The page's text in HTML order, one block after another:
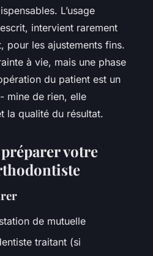
L’usage
intervient rarement
pour les ajustements fins.
à vie, mais une phase
du patient est un
mine de rien, elle
la qualité du résultat.
votre
de mutuelle
traitant (si